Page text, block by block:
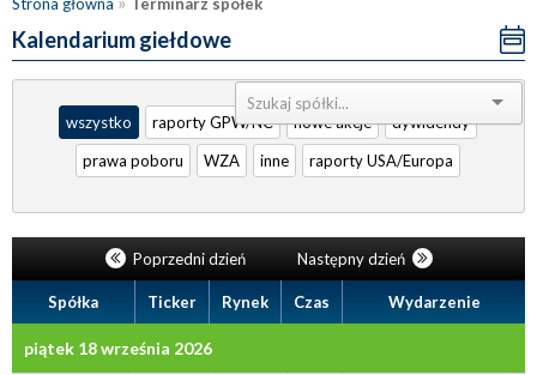
Kalendarium giełdowe
Sortuj:
wszystko
raporty GPW/NC nowe akcje
dywidendy
prawa poboru
WZA inne raporty USA/Europa
Poprzedni dzień Następny dzień
Spółka Ticker Rynek Czas Wydarzenie
piątek 18 września 2026